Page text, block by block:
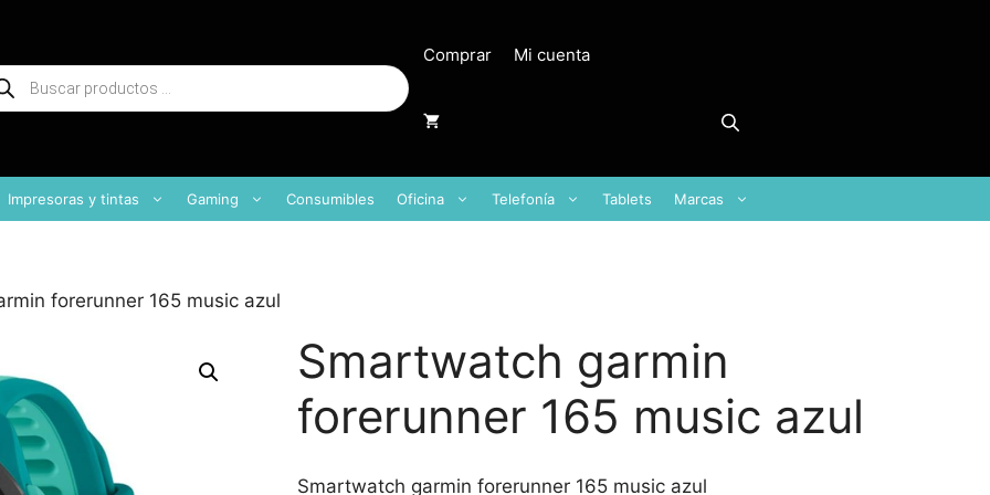
Comprar Mi cuenta
Impresoras y tintas Gaming Consumibles Oficina Telefonía Tablets Marcas
forerunner 165 music azul
Smartwatch garmin
forerunner 165 music azul
Smartwatch garmin forerunner 165 music azul